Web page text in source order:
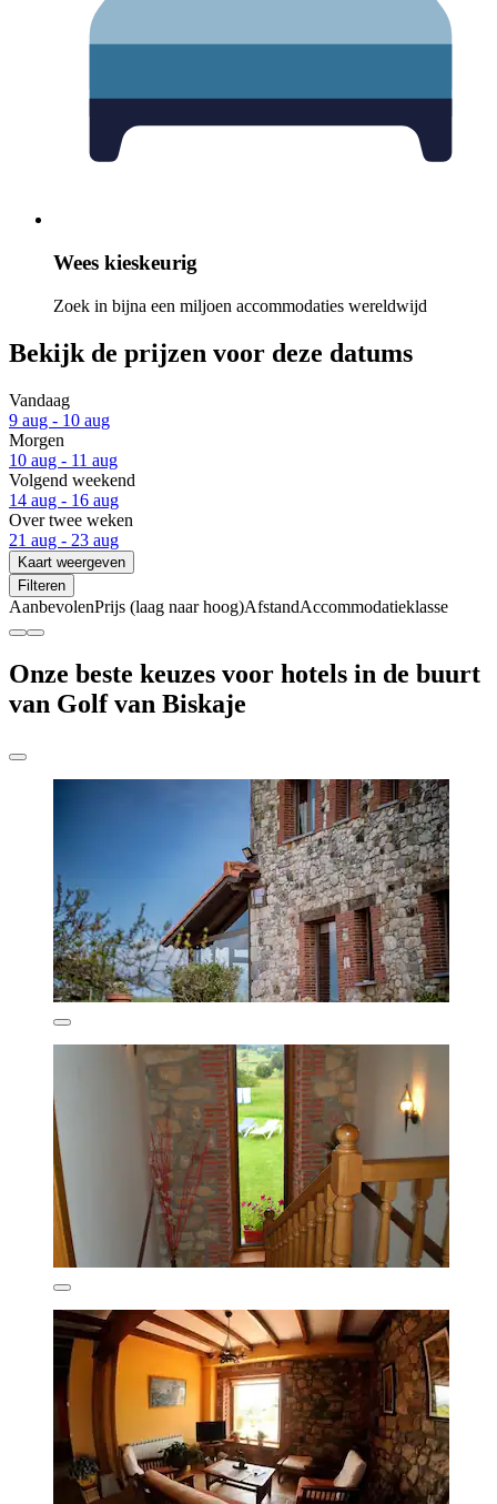
Wees kieskeurig
Zoek in bijna een miljoen accommodaties wereldwijd
Bekijk de prijzen voor deze datums
Vandaag
9 aug - 10 aug
Morgen
10 aug - 11 aug
Volgend weekend
14 aug - 16 aug
Over twee weken
21 aug - 23 aug
Kaart weergeven
Filteren
AanbevolenPrijs (laag naar hoog)AfstandAccommodatieklasse
Onze beste keuzes voor hotels in de buurt
van Golf van Biskaje